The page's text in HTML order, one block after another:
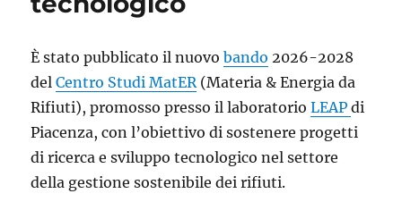
di
AWARE
in
Guinea-
Bissau
È stato pubblicato il nuovobando 2026-2028
delCentro Studi MatER(Materia & Energia da
Rifiuti), promosso presso il laboratorioLEAPdi
Piacenza, con l’obiettivo di sostenere progetti
di ricerca e sviluppo tecnologico nel settore
della gestione sostenibile dei rifiuti.